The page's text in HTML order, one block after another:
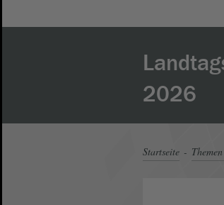
2026
Startseite